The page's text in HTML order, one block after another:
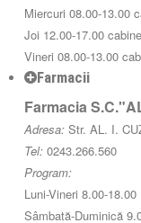
Miercuri 08.00-13.00
Joi 12.00-17.00
Vineri 08.00-13.00
Farmacii
Farmacia
Adresa: Str. AL. I.
Tel: 0243.266.560
Program:
Luni-Vineri 8.00-18.00
Sâmbată-Duminică